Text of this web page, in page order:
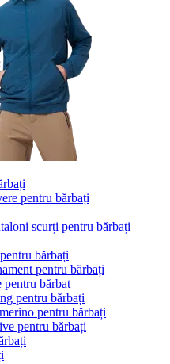
pentru bărbați
scurți pentru bărbați
bărbați
pentru bărbați
pentru bărbat
pentru bărbați
pentru bărbați
pentru bărbați